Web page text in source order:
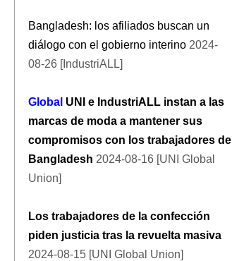
Bangladesh: los afiliados buscan un
diálogo con el gobierno interino 2024-
08-26 [IndustriALL]
Global UNI e IndustriALL instan a las
marcas de moda a mantener sus
compromisos con los trabajadores de
Bangladesh 2024-08-16 [UNI Global
Union]
Los trabajadores de la confección
piden justicia tras la revuelta masiva
2024-08-15 [UNI Global Union]